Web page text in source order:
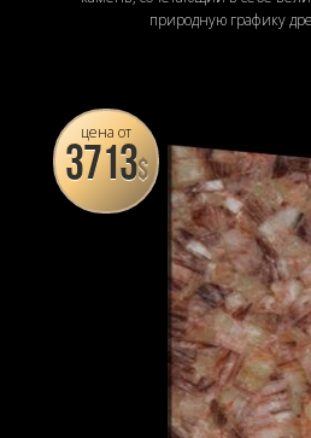
природную графику
цена от
3713$